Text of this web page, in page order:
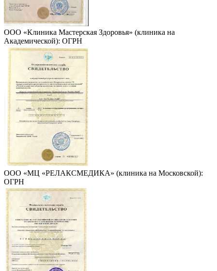
ООО «Клиника Мастерская Здоровья» (клиника на
Академической): ОГРН
ООО «МЦ «РЕЛАКСМЕДИКА» (клиника на Московской):
ОГРН